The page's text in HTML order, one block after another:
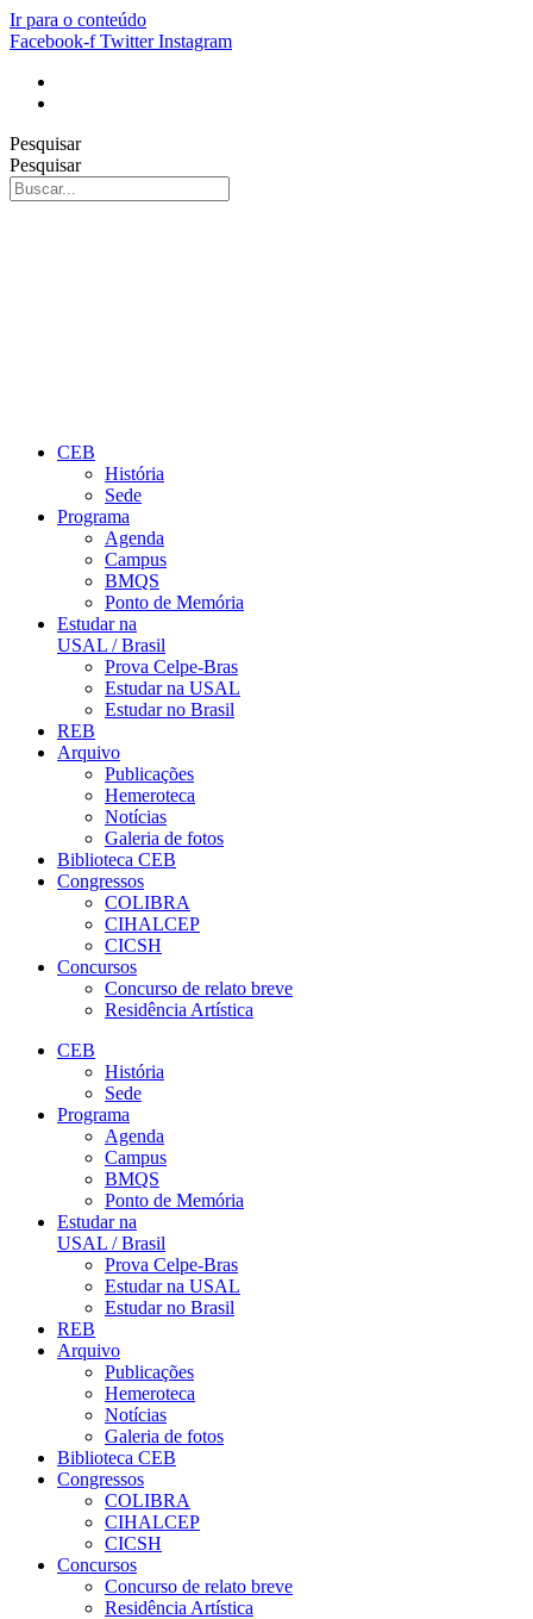
Ir para o conteúdo
Facebook-f Twitter Instagram
Pesquisar
Pesquisar
CEB
História
Sede
Programa
Agenda
Campus
BMQS
Ponto de Memória
Estudar na
USAL / Brasil
Prova Celpe-Bras
Estudar na USAL
Estudar no Brasil
REB
Arquivo
Publicações
Hemeroteca
Notícias
Galeria de fotos
Biblioteca CEB
Congressos
COLIBRA
CIHALCEP
CICSH
Concursos
Concurso de relato breve
Residência Artística
CEB
História
Sede
Programa
Agenda
Campus
BMQS
Ponto de Memória
Estudar na
USAL / Brasil
Prova Celpe-Bras
Estudar na USAL
Estudar no Brasil
REB
Arquivo
Publicações
Hemeroteca
Notícias
Galeria de fotos
Biblioteca CEB
Congressos
COLIBRA
CIHALCEP
CICSH
Concursos
Concurso de relato breve
Residência Artística